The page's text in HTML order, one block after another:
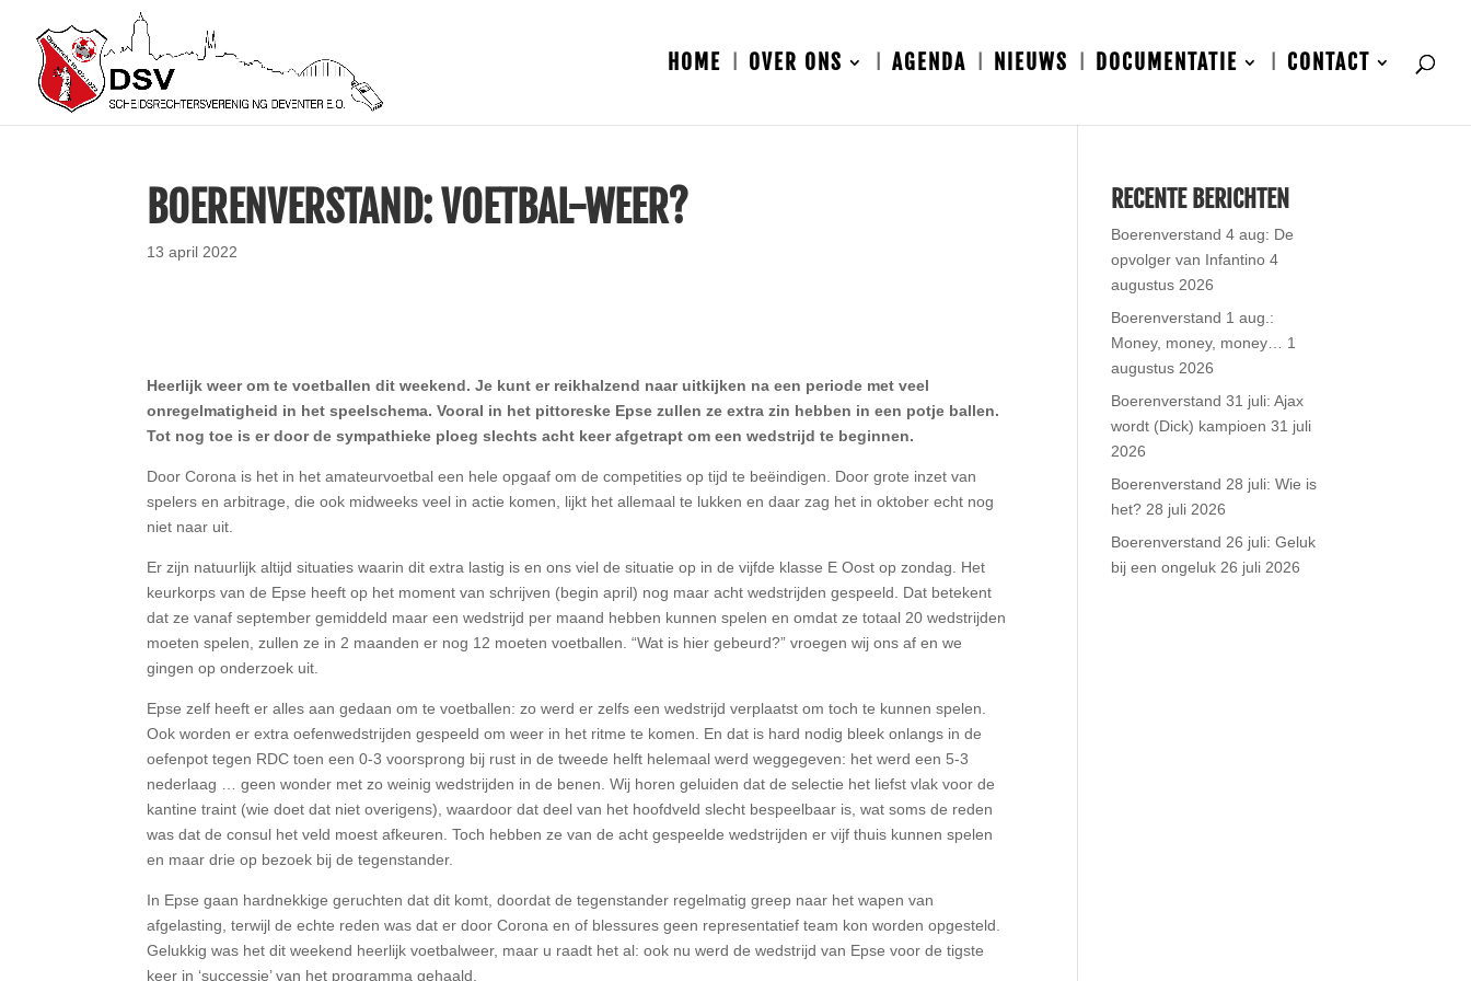
HOME OVER ONS AGENDA NIEUWS DOCUMENTATIE CONTACT
BOERENVERSTAND: VOETBAL-WEER?
13 april 2022
Heerlijk weer om te voetballen dit weekend. Je kunt er reikhalzend naar uitkijken na een periode met veel
onregelmatigheid in het speelschema. Vooral in het pittoreske Epse zullen ze extra zin hebben in een potje ballen.
Tot nog toe is er door de sympathieke ploeg slechts acht keer afgetrapt om een wedstrijd te beginnen.
Door Corona is het in het amateurvoetbal een hele opgaaf om de competities op tijd te beëindigen. Door grote inzet van
spelers en arbitrage, die ook midweeks veel in actie komen, lijkt het allemaal te lukken en daar zag het in oktober echt nog
niet naar uit.
Er zijn natuurlijk altijd situaties waarin dit extra lastig is en ons viel de situatie op in de vijfde klasse E Oost op zondag. Het
keurkorps van de Epse heeft op het moment van schrijven (begin april) nog maar acht wedstrijden gespeeld. Dat betekent
dat ze vanaf september gemiddeld maar een wedstrijd per maand hebben kunnen spelen en omdat ze totaal 20 wedstrijden
moeten spelen, zullen ze in 2 maanden er nog 12 moeten voetballen. “Wat is hier gebeurd?” vroegen wij ons af en we
gingen op onderzoek uit.
Epse zelf heeft er alles aan gedaan om te voetballen: zo werd er zelfs een wedstrijd verplaatst om toch te kunnen spelen.
Ook worden er extra oefenwedstrijden gespeeld om weer in het ritme te komen. En dat is hard nodig bleek onlangs in de
oefenpot tegen RDC toen een 0-3 voorsprong bij rust in de tweede helft helemaal werd weggegeven: het werd een 5-3
nederlaag … geen wonder met zo weinig wedstrijden in de benen. Wij horen geluiden dat de selectie het liefst vlak voor de
kantine traint (wie doet dat niet overigens), waardoor dat deel van het hoofdveld slecht bespeelbaar is, wat soms de reden
was dat de consul het veld moest afkeuren. Toch hebben ze van de acht gespeelde wedstrijden er vijf thuis kunnen spelen
en maar drie op bezoek bij de tegenstander.
In Epse gaan hardnekkige geruchten dat dit komt, doordat de tegenstander regelmatig greep naar het wapen van
afgelasting, terwijl de echte reden was dat er door Corona en of blessures geen representatief team kon worden opgesteld.
Gelukkig was het dit weekend heerlijk voetbalweer, maar u raadt het al: ook nu werd de wedstrijd van Epse voor de tigste
keer in ‘successie’ van het programma gehaald.
RECENTE BERICHTEN
Boerenverstand 4 aug: De
opvolger van Infantino 4
augustus 2026
Boerenverstand 1 aug.:
Money, money, money…
1
augustus 2026
Boerenverstand 31 juli: Ajax
wordt (Dick) kampioen 31 juli
2026
Boerenverstand 28 juli: Wie is
het? 28 juli 2026
Boerenverstand 26 juli: Geluk
bij een ongeluk 26 juli 2026